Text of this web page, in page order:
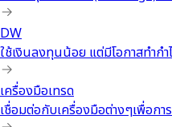
DW
ใช้เงินลงทุนน้อย แต่มีโอกาสทำกำ
เครื่องมือเทรด
เชื่อมต่อกับเครื่องมือต่างๆเพื่อก